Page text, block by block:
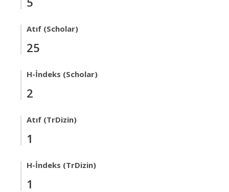
Atıf (Scholar)
25
H-İndeks (Scholar)
2
Atıf (TrDizin)
1
H-İndeks (TrDizin)
1